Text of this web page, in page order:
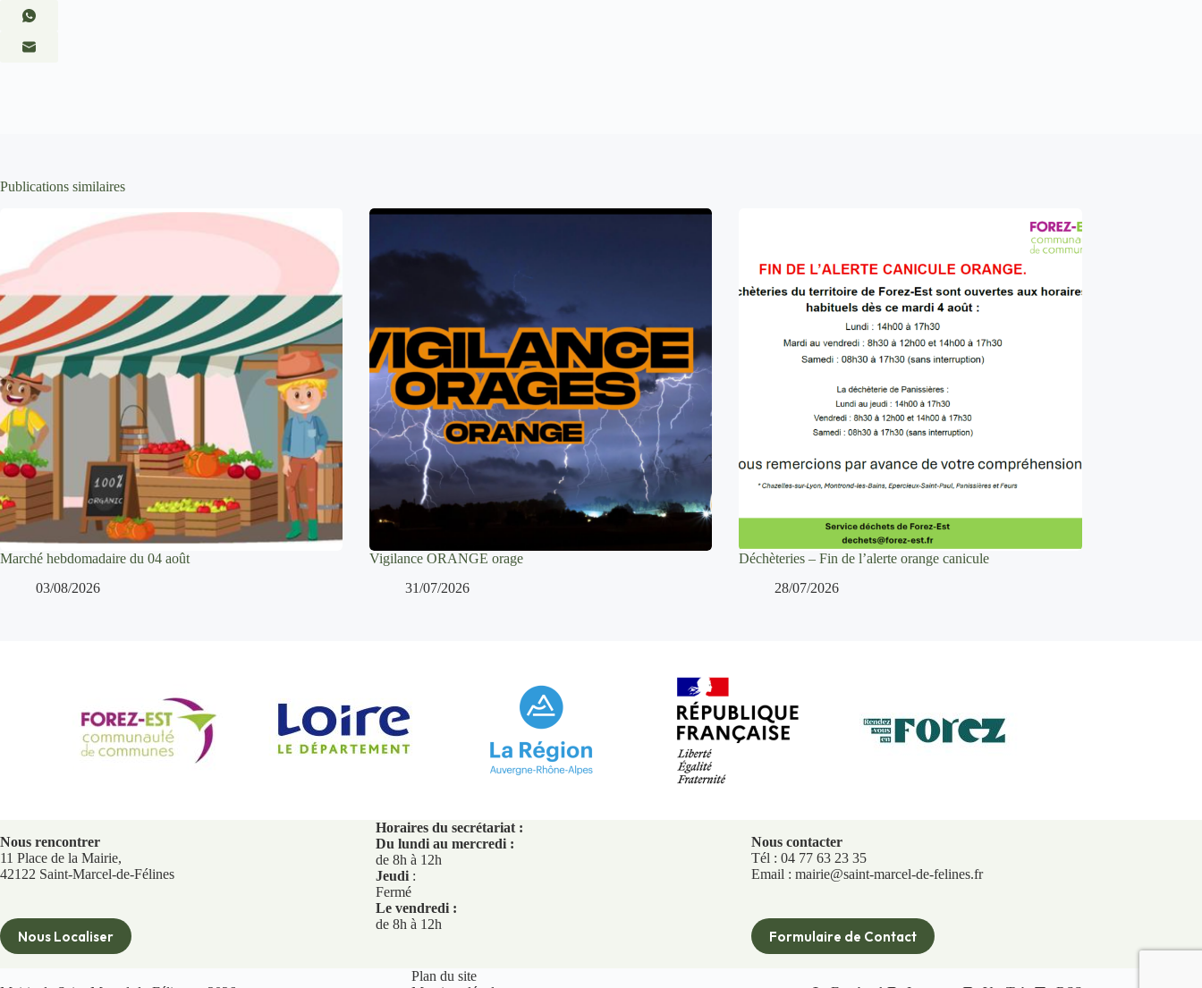
Publications similaires
Marché hebdomadaire du 04 août
03/08/2026
Vigilance ORANGE orage
31/07/2026
Déchèteries – Fin de l’alerte orange canicule
28/07/2026
Nous rencontrer
11 Place de la Mairie,
42122 Saint-Marcel-de-Félines
Nous Localiser
Horaires du secrétariat :
Du lundi au mercredi :
de 8h à 12h
Jeudi:
Fermé
Le vendredi :
de 8h à 12h
Nous contacter
Tél : 04 77 63 23 35
Email : mairie@saint-marcel-de-felines.fr
Formulaire de Contact
Plan du site